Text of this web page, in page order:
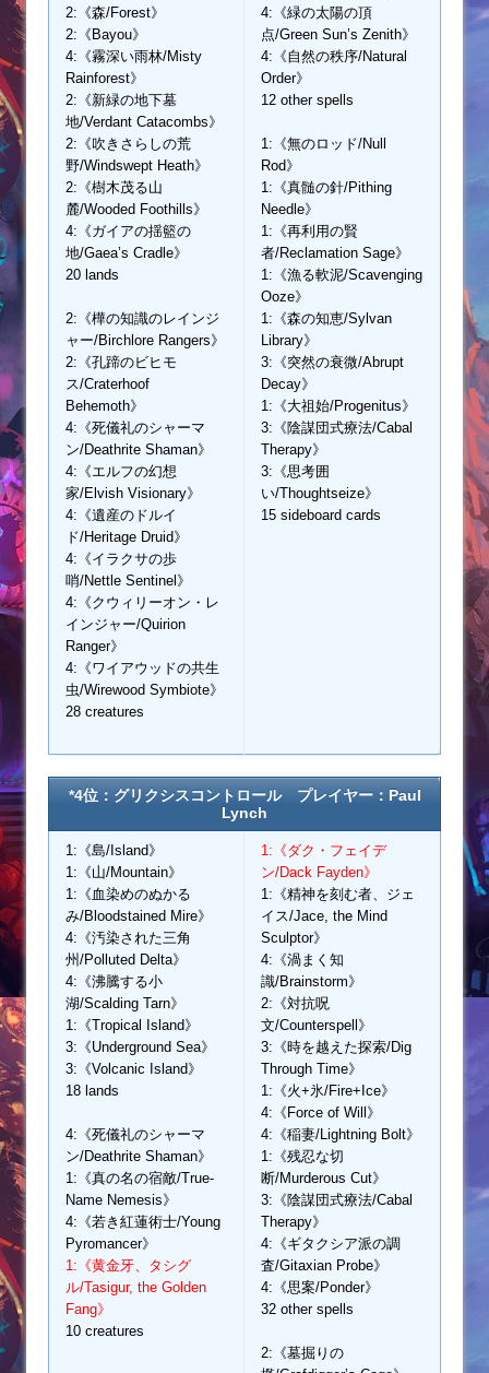
2:《森/Forest》
2:《Bayou》
4:《霧深い雨林/Misty
Rainforest》
2:《新緑の地下墓
地/Verdant Catacombs》
2:《吹きさらしの荒
野/Windswept Heath》
2:《樹木茂る山
麓/Wooded Foothills》
4:《ガイアの揺籃の
地/Gaea’s Cradle》
20 lands
2:《樺の知識のレインジ
ャー/Birchlore Rangers》
2:《孔蹄のビヒモ
ス/Craterhoof
Behemoth》
4:《死儀礼のシャーマ
ン/Deathrite Shaman》
4:《エルフの幻想
家/Elvish Visionary》
4:《遺産のドルイ
ド/Heritage Druid》
4:《イラクサの歩
哨/Nettle Sentinel》
4:《クウィリーオン・レ
インジャー/Quirion
Ranger》
4:《ワイアウッドの共生
虫/Wirewood Symbiote》
28 creatures
4:《緑の太陽の頂
点/Green Sun’s Zenith》
4:《自然の秩序/Natural
Order》
12 other spells
1:《無のロッド/Null
Rod》
1:《真髄の針/Pithing
Needle》
1:《再利用の賢
者/Reclamation Sage》
1:《漁る軟泥/Scavenging
Ooze》
1:《森の知恵/Sylvan
Library》
3:《突然の衰微/Abrupt
Decay》
1:《大祖始/Progenitus》
3:《陰謀団式療法/Cabal
Therapy》
3:《思考囲
い/Thoughtseize》
15 sideboard cards
*4位：グリクシスコントロール プレイヤー：Paul
Lynch
1:《島/Island》
1:《山/Mountain》
1:《血染めのぬかる
み/Bloodstained Mire》
4:《汚染された三角
州/Polluted Delta》
4:《沸騰する小
湖/Scalding Tarn》
1:《Tropical Island》
3:《Underground Sea》
3:《Volcanic Island》
18 lands
4:《死儀礼のシャーマ
ン/Deathrite Shaman》
1:《真の名の宿敵/True-
Name Nemesis》
4:《若き紅蓮術士/Young
Pyromancer》
1:《黄金牙、タシグ
ル/Tasigur, the Golden
Fang》
10 creatures
1:《ダク・フェイデ
ン/Dack Fayden》
1:《精神を刻む者、ジェ
イス/Jace, the Mind
Sculptor》
4:《渦まく知
識/Brainstorm》
2:《対抗呪
文/Counterspell》
3:《時を越えた探索/Dig
Through Time》
1:《火+氷/Fire+Ice》
4:《Force of Will》
4:《稲妻/Lightning Bolt》
1:《残忍な切
断/Murderous Cut》
3:《陰謀団式療法/Cabal
Therapy》
4:《ギタクシア派の調
査/Gitaxian Probe》
4:《思案/Ponder》
32 other spells
2:《墓掘りの